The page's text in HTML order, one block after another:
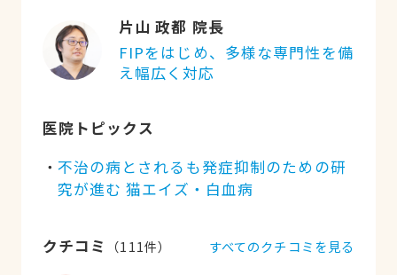
片山 政都 院長
FIPをはじめ、多様な専門性を備
え幅広く対応
医院トピックス
不治の病とされるも発症抑制のための研
究が進む 猫エイズ・白血病
クチコミ （111件） すべてのクチコミを見る